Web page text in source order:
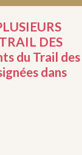
DES
du Trail des
dans